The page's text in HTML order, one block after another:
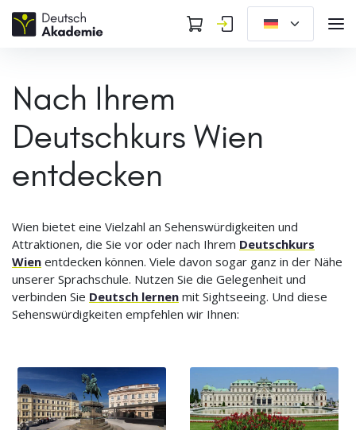
Nach Ihrem
Deutschkurs Wien
entdecken
Wien bietet eine Vielzahl an Sehenswürdigkeiten und
Attraktionen, die Sie vor oder nach Ihrem Deutschkurs
Wien entdecken können. Viele davon sogar ganz in der Nähe
unserer Sprachschule. Nutzen Sie die Gelegenheit und
verbinden Sie Deutsch lernen mit Sightseeing. Und diese
Sehenswürdigkeiten empfehlen wir Ihnen: